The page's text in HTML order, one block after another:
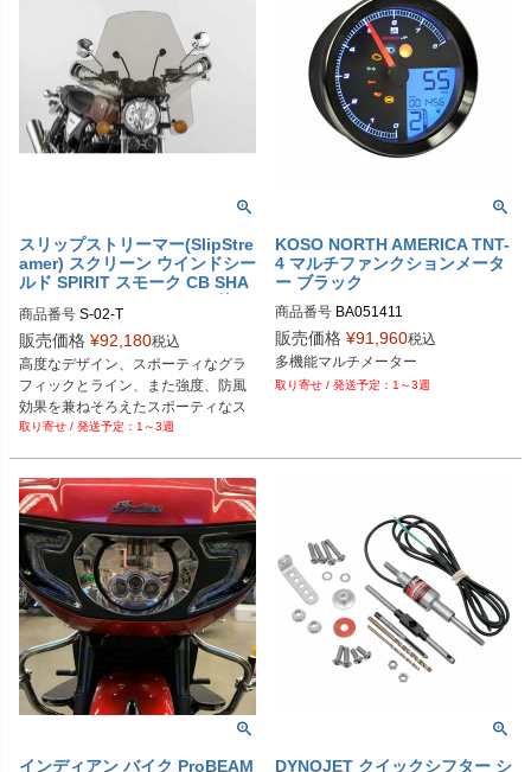
スリップストリーマー(SlipStre
amer) スクリーン ウインドシー
ルド SPIRIT スモーク CB SHA
商品番号 S-02-T
B型番：559181
販売価格 ¥92,180税込
高度なデザイン、スポーティなグラ
フィックとライン、また強度、防風
効果を兼ねそろえたスポーティなス
クリーン ウインドシールド
1～3週
KOSO NORTH AMERICA TNT-
4 マルチファンクションメータ
ー ブラック
商品番号 BA051411
D型番：2211-0176
販売価格 ¥91,960税込
多機能マルチメーター
1～3週
インディアン バイク ProBEAM
DYNOJET クイックシフター シ